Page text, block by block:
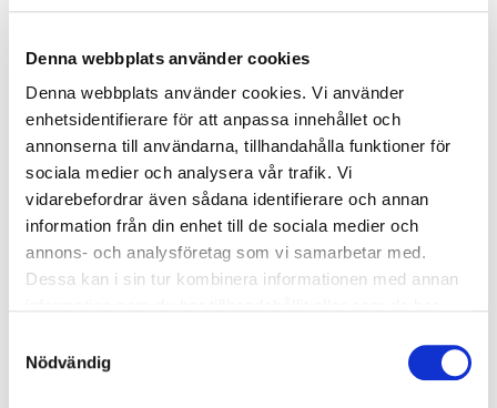
Denna webbplats använder cookies
Denna webbplats använder cookies. Vi använder
enhetsidentifierare för att anpassa innehållet och
annonserna till användarna, tillhandahålla funktioner för
sociala medier och analysera vår trafik. Vi
vidarebefordrar även sådana identifierare och annan
information från din enhet till de sociala medier och
annons- och analysföretag som vi samarbetar med.
Dessa kan i sin tur kombinera informationen med annan
Nödvändig
Tisdag 08:00-20:00
Onsdag
Fredag 08:00-18:00
Lördag 08:00-14:00
Söndag 10:00-16:00
Måndag 05:00-23:00